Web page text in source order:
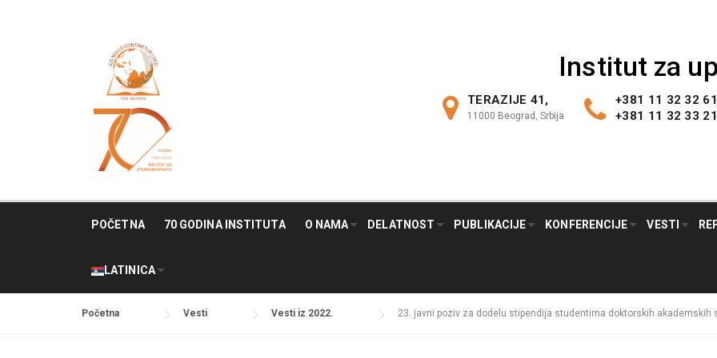
Institut za
TERAZIJE 41,
11000 Beograd, Srbija
+381 11 32 32
+381 11 32 33
POČETNA 70 GODINA INSTITUTA O NAMA DELATNOST PUBLIKACIJE KONFERENCIJE VESTI
LATINICA
Početna Vesti Vesti iz 2022. 23. javni poziv za dodelu stipendija studentima doktorskih akademskih